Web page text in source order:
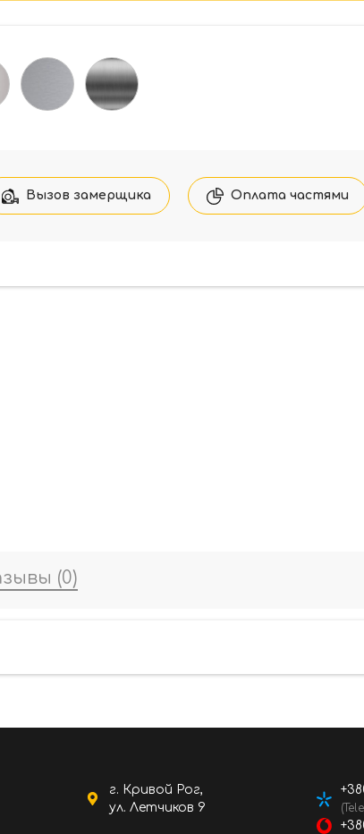
Вызов замерщика Оплата частями
(0)
г. Кривой Рог,
ул. Летчиков 9